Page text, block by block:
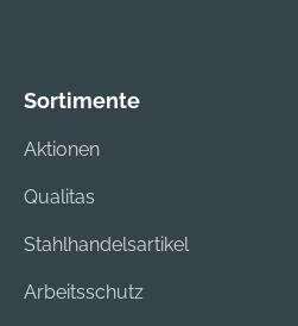
Sortimente
Aktionen
Qualitas
Stahlhandelsartikel
Arbeitsschutz